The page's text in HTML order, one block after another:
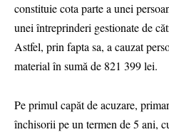
constituie cota parte a unei
unei întreprinderi gestionate de
Astfel, prin fapta sa, a cauzat
material în sumă de 821 399 lei.
Pe primul capăt de acuzare,
închisorii pe un termen de 5 ani,